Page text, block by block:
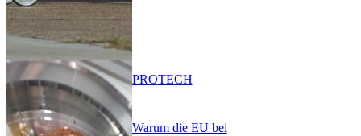
Warum die EU bei
PROTECH